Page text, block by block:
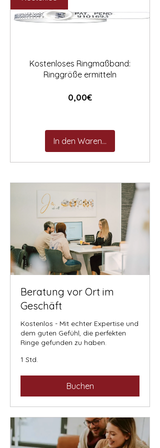
Kostenloses Ringmaßband:
Ringgröße ermitteln
0,00€Preis
In den Warenkorb
Beratung vor Ort im
Geschäft
Kostenlos - Mit echter Expertise und
dem guten Gefühl, die perfekten
Ringe gefunden zu haben.
1 Std.
Buchen